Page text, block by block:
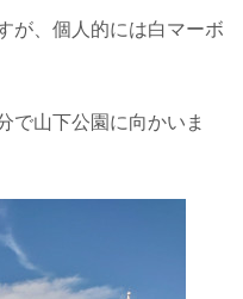
が、個人的には白マーボ
で山下公園に向かいま